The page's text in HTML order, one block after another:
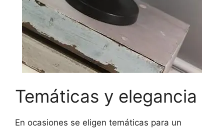
Temáticas y elegancia
En ocasiones se eligen temáticas para un